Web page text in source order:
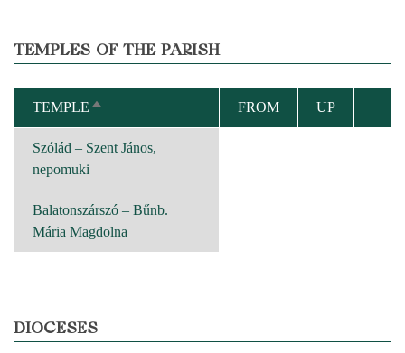
TEMPLES OF THE PARISH
TEMPLESORT
DESCENDING
FROM UP
Szólád – Szent János,
nepomuki
Balatonszárszó – Bűnb.
Mária Magdolna
DIOCESES